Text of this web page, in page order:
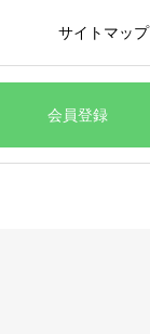
会員登録
サイトマップ